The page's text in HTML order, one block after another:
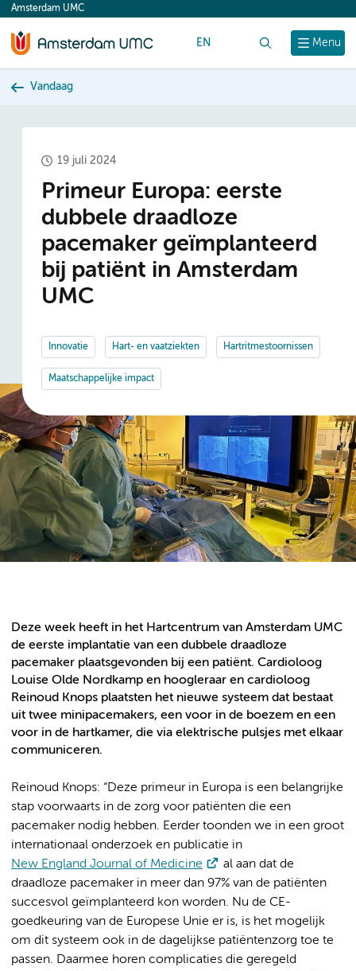
content
Menu
Amsterdam UMC
EN
Vandaag
19 juli 2024
Primeur Europa: eerste
dubbele draadloze
pacemaker geïmplanteerd
bij patiënt in Amsterdam
UMC
Innovatie Hart- en vaatziekten Hartritmestoornissen
Maatschappelijke impact
Deze week heeft in het Hartcentrum van Amsterdam UMC
de eerste implantatie van een dubbele draadloze
pacemaker plaatsgevonden bij een patiënt. Cardioloog
Louise Olde Nordkamp en hoogleraar en cardioloog
Reinoud Knops plaatsten het nieuwe systeem dat bestaat
uit twee minipacemakers, een voor in de boezem en een
voor in de hartkamer, die via elektrische pulsjes met elkaar
communiceren.
Reinoud Knops: “Deze primeur in Europa is een belangrijke
stap voorwaarts in de zorg voor patiënten die een
pacemaker nodig hebben. Eerder toonden we in een groot
internationaal onderzoek en publicatie in
New England Journal of Medicine
al aan dat de
draadloze pacemaker in meer dan 97% van de patiënten
succesvol geïmplanteerd kon worden. Nu de CE-
goedkeuring van de Europese Unie er is, is het mogelijk
om dit systeem ook in de dagelijkse patiëntenzorg toe te
passen. Daarmee horen complicaties die geregeld